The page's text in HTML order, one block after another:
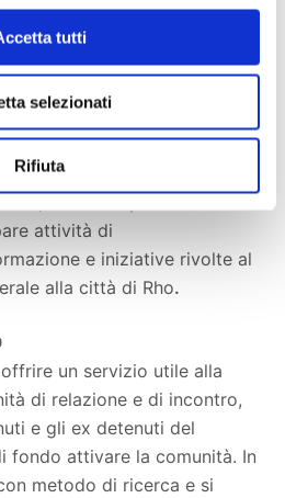
tutti
selezionati
Rifiuta
lo sviluppo di reti di
per l'incremento della
Offrire al quartiere un
e scambio con le realtà
attività di
e iniziative rivolte al
alla città di Rho.
un servizio utile alla
di relazione e di incontro,
e gli ex detenuti del
fondo attivare la comunità. In
metodo di ricerca e si